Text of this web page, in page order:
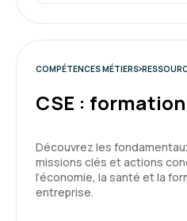
COMPÉTENCES MÉTIERS
CSE : formation
Découvrez les
missions clés et actions
l’économie, la santé et la
entreprise.